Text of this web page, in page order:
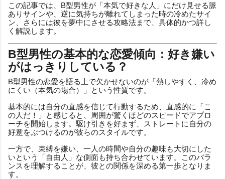
この記事では、B型男性が「本気で好きな人」にだけ見せる脈
ありサインや、逆に気持ちが離れてしまった時の冷めたサイ
ン、さらには彼を夢中にさせる攻略法まで、具体的かつ詳し
く解説します。
B型男性の基本的な恋愛傾向：好き嫌い
がはっきりしている？
B型男性の恋愛を語る上で欠かせないのが「熱しやすく、冷め
にくい（本気の場合）」という性質です。
基本的には自分の直感を信じて行動するため、直感的に「こ
の人だ！」と感じると、周囲が驚くほどのスピードでアプロ
ーチを開始します。駆け引きを好まず、ストレートに自分の
好意をぶつけるのが彼らのスタイルです。
一方で、束縛を嫌い、一人の時間や自分の趣味も大切にした
いという「自由人」な側面も持ち合わせています。このバラ
ンスを理解することが、彼との関係を深める第一歩となりま
す。